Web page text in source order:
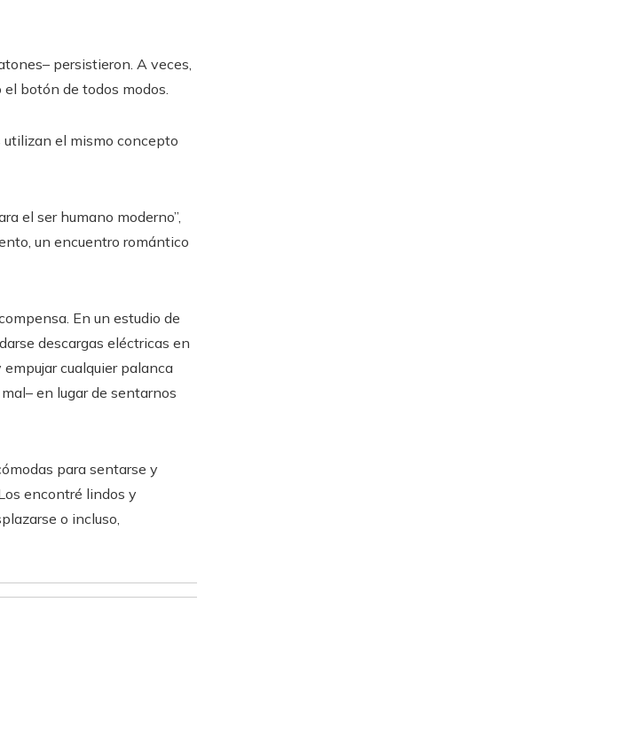
persistieron. A veces,
botón de todos modos.
utilizan el mismo concepto
el ser humano moderno”,
un encuentro romántico
En un estudio de
descargas eléctricas en
cualquier palanca
en lugar de sentarnos
para sentarse y
encontré lindos y
o incluso,